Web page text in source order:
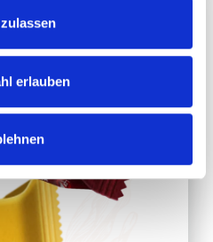
erlauben